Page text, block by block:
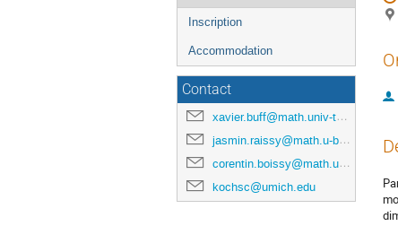
Inscription
Accommodation
Contact
xavier.buff@math.univ-toulouse.fr
jasmin.raissy@math.u-bordeaux.fr
corentin.boissy@math.univ-toulouse.fr
kochsc@umich.edu